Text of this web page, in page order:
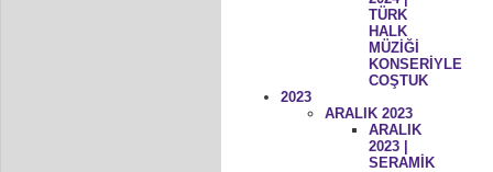
TÜRK
HALK
MÜZİĞİ
KONSERİYLE
COŞTUK
2023
ARALIK 2023
ARALIK
2023 |
SERAMİK